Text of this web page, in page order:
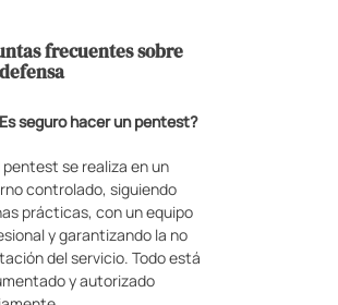
frecuentes sobre
seguro hacer un pentest?
pentest se realiza en un
controlado, siguiendo
prácticas, con un equipo
y garantizando la no
del servicio. Todo está
y autorizado